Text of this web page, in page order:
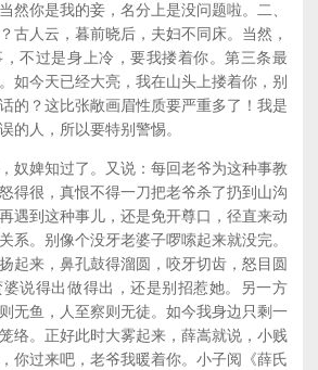
然你是我的妾，名分上是没问题啦。二、
古人云，暮前晓后，夫妇不同床。当然，
不过是身上冷，要我搂着你。第三条最
如今天已经大亮，我在山头上搂着你，别
的？这比张敞画眉性质要严重多了！我是
的人，所以要特别警惕。
婢知过了。又说：每回老爷为这种事教
得很，真恨不得一刀把老爷杀了扔到山沟
遇到这种事儿，还是免开尊口，径直来动
系。别像个没牙老婆子啰嗦起来就没完。
起来，鼻孔鼓得溜圆，咬牙切齿，怒目圆
说得出做得出，还是别招惹她。另一方
无鱼，人至察则无徒。如今我身边只剩一
络。正好此时大雾起来，薛嵩就说，小贱
你过来吧，老爷我暖着你。小子阅《薛氏